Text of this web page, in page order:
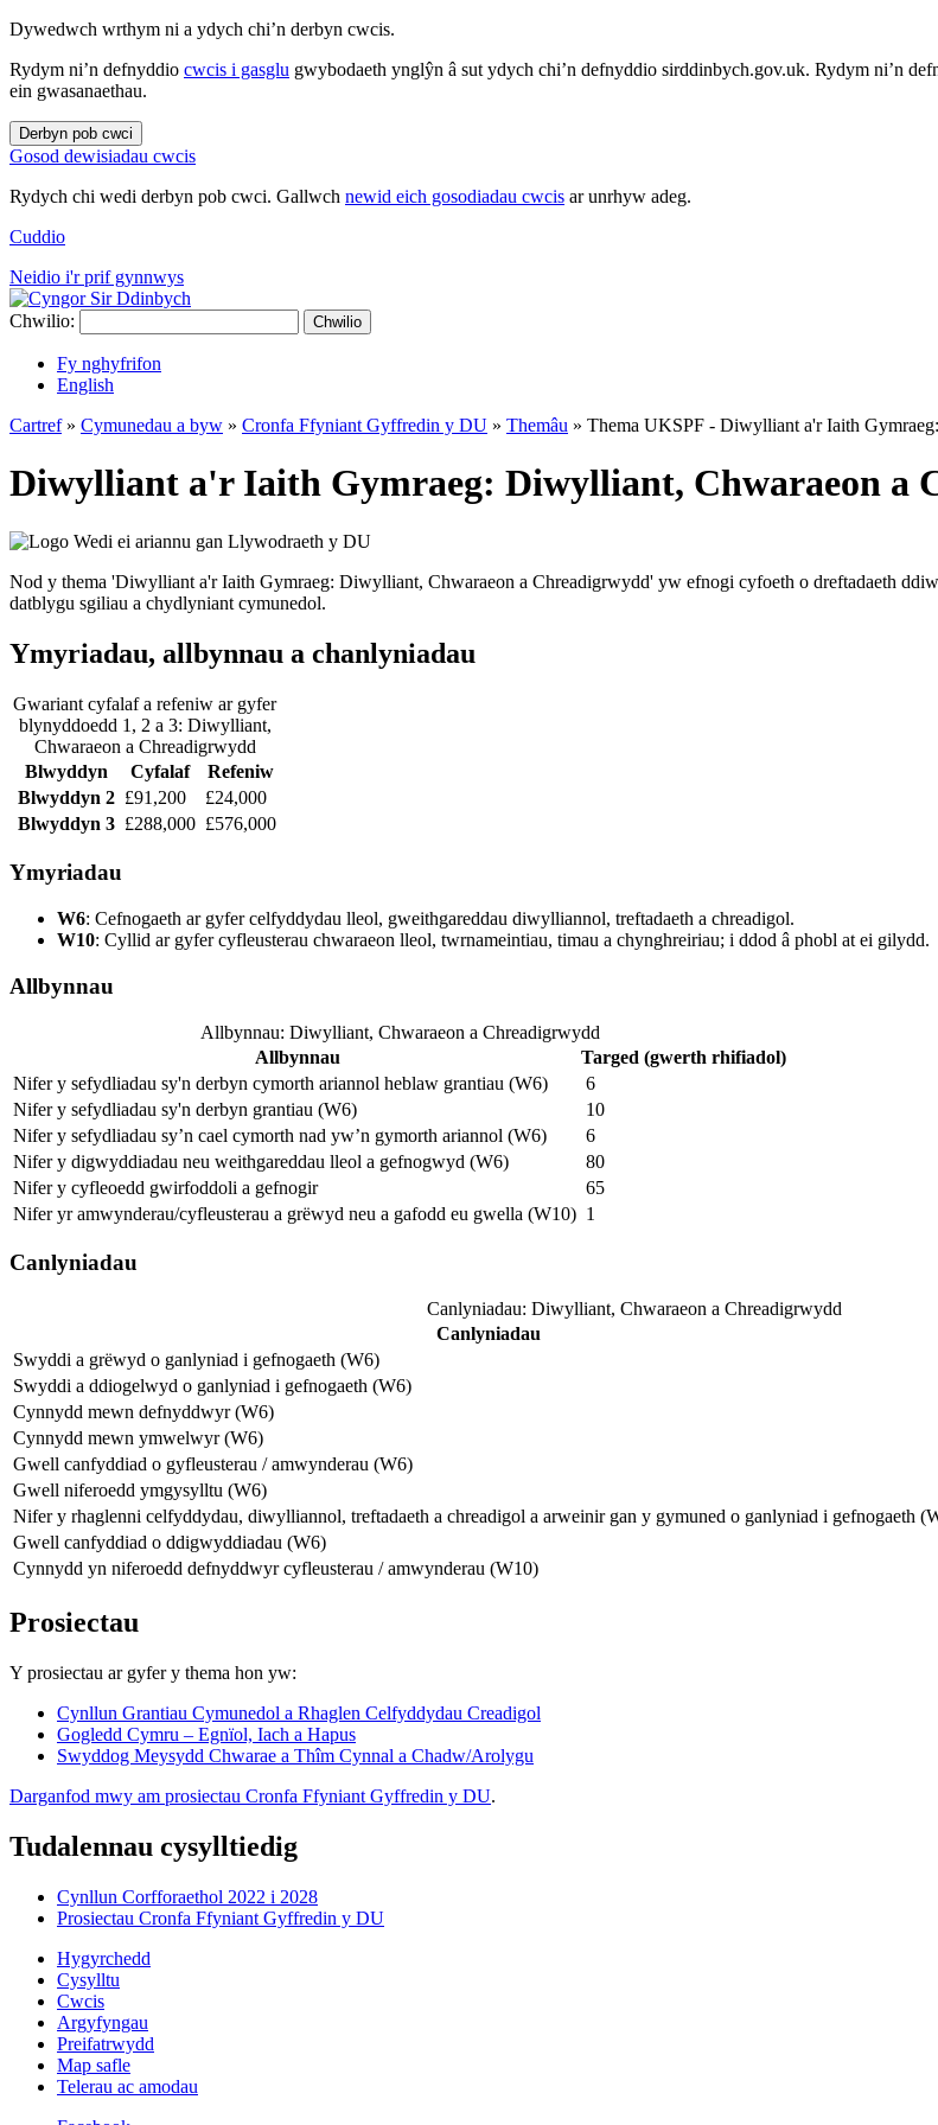
Dywedwch wrthym ni a ydych chi’n derbyn cwcis.
Rydym ni’n defnyddio cwcis i gasglu gwybodaeth ynglŷn â sut ydych chi’n defnyddio sirddinbych.gov.uk. Rydym ni’n
ein gwasanaethau.
Derbyn pob cwci
Gosod dewisiadau cwcis
Rydych chi wedi derbyn pob cwci. Gallwch newid eich gosodiadau cwcis ar unrhyw adeg.
Cuddio
Neidio i'r prif gynnwys
Chwilio: Chwilio
Fy nghyfrifon
English
Cartref» Cymunedau a byw » Cronfa Ffyniant Gyffredin y DU » Themâu » Thema UKSPF - Diwylliant a'r Iaith
Diwylliant a'r Iaith Gymraeg: Diwylliant, Chwaraeon a
Nod y thema 'Diwylliant a'r Iaith Gymraeg: Diwylliant, Chwaraeon a Chreadigrwydd' yw efnogi cyfoeth o dreftadaeth
datblygu sgiliau a chydlyniant cymunedol.
Ymyriadau, allbynnau a chanlyniadau
Gwariant cyfalaf a refeniw ar gyfer
blynyddoedd 1, 2 a 3: Diwylliant,
Chwaraeon a Chreadigrwydd
Blwyddyn
Cyfalaf
Refeniw
Blwyddyn 2 £91,200
£24,000
Blwyddyn 3 £288,000 £576,000
Ymyriadau
W6: Cefnogaeth ar gyfer celfyddydau lleol, gweithgareddau diwylliannol, treftadaeth a chreadigol.
W10: Cyllid ar gyfer cyfleusterau chwaraeon lleol, twrnameintiau, timau a chynghreiriau; i ddod â phobl at ei gilydd.
Allbynnau
Allbynnau: Diwylliant, Chwaraeon a Chreadigrwydd
Allbynnau
Targed (gwerth rhifiadol)
Nifer y sefydliadau sy'n derbyn cymorth ariannol heblaw grantiau (W6)
6
Nifer y sefydliadau sy'n derbyn grantiau (W6)
10
Nifer y sefydliadau sy’n cael cymorth nad yw’n gymorth ariannol (W6)
6
Nifer y digwyddiadau neu weithgareddau lleol a gefnogwyd (W6)
80
Nifer y cyfleoedd gwirfoddoli a gefnogir
65
Nifer yr amwynderau/cyfleusterau a grëwyd neu a gafodd eu gwella (W10) 1
Canlyniadau
Canlyniadau: Diwylliant, Chwaraeon a Chreadigrwydd
Canlyniadau
Swyddi a grëwyd o ganlyniad i gefnogaeth (W6)
Swyddi a ddiogelwyd o ganlyniad i gefnogaeth (W6)
Cynnydd mewn defnyddwyr (W6)
Cynnydd mewn ymwelwyr (W6)
Gwell canfyddiad o gyfleusterau / amwynderau (W6)
Gwell niferoedd ymgysylltu (W6)
Nifer y rhaglenni celfyddydau, diwylliannol, treftadaeth a chreadigol a arweinir gan y gymuned o ganlyniad i gefnogaeth
Gwell canfyddiad o ddigwyddiadau (W6)
Cynnydd yn niferoedd defnyddwyr cyfleusterau / amwynderau (W10)
Prosiectau
Y prosiectau ar gyfer y thema hon yw:
Cynllun Grantiau Cymunedol a Rhaglen Celfyddydau Creadigol
Gogledd Cymru – Egnïol, Iach a Hapus
Swyddog Meysydd Chwarae a Thîm Cynnal a Chadw/Arolygu
Darganfod mwy am prosiectau Cronfa Ffyniant Gyffredin y DU.
Tudalennau cysylltiedig
Cynllun Corfforaethol 2022 i 2028
Prosiectau Cronfa Ffyniant Gyffredin y DU
Hygyrchedd
Cysylltu
Cwcis
Argyfyngau
Preifatrwydd
Map safle
Telerau ac amodau